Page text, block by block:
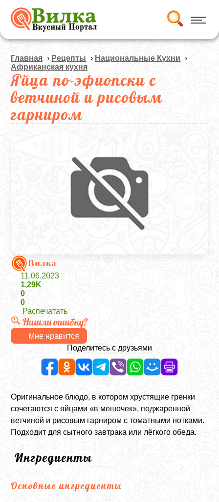
Главная › Рецепты › Национальные Кухни ›
Африканская кухня
Яйца по-эфиопски с
ветчиной и рисовым
гарниром
Вилка
11.06.2023
1,29K
0
0
Распечатать
Нашли ошибку?
Мне нравится
Поделитесь с друзьями
Оригинальное блюдо, в котором хрустящие гренки
сочетаются с яйцами «в мешочек», поджаренной
ветчиной и рисовым гарниром с томатными нотками.
Подходит для сытного завтрака или лёгкого обеда.
Ингредиенты
Основные ингредиенты